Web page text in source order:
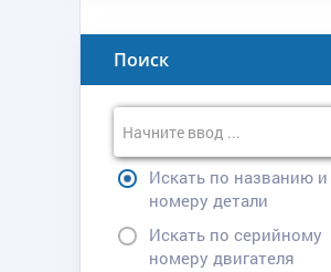
Поиск
Искать по названию и
номеру детали
Искать по серийному
номеру двигателя